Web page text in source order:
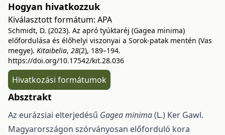
Hogyan hivatkozzuk
Kiválasztott formátum: APA
Schmidt, D. (2023). Az apró tyúktaréj (Gagea minima)
előfordulása és élőhelyi viszonyai a Sorok-patak mentén (Vas
megye). Kitaibelia, 28(2), 189–194.
https://doi.org/10.17542/kit.28.036
Hivatkozási formátumok
Absztrakt
Az eurázsiai elterjedésű Gagea minima(L.) Ker Gawl.
Magyarországon szórványosan előforduló kora